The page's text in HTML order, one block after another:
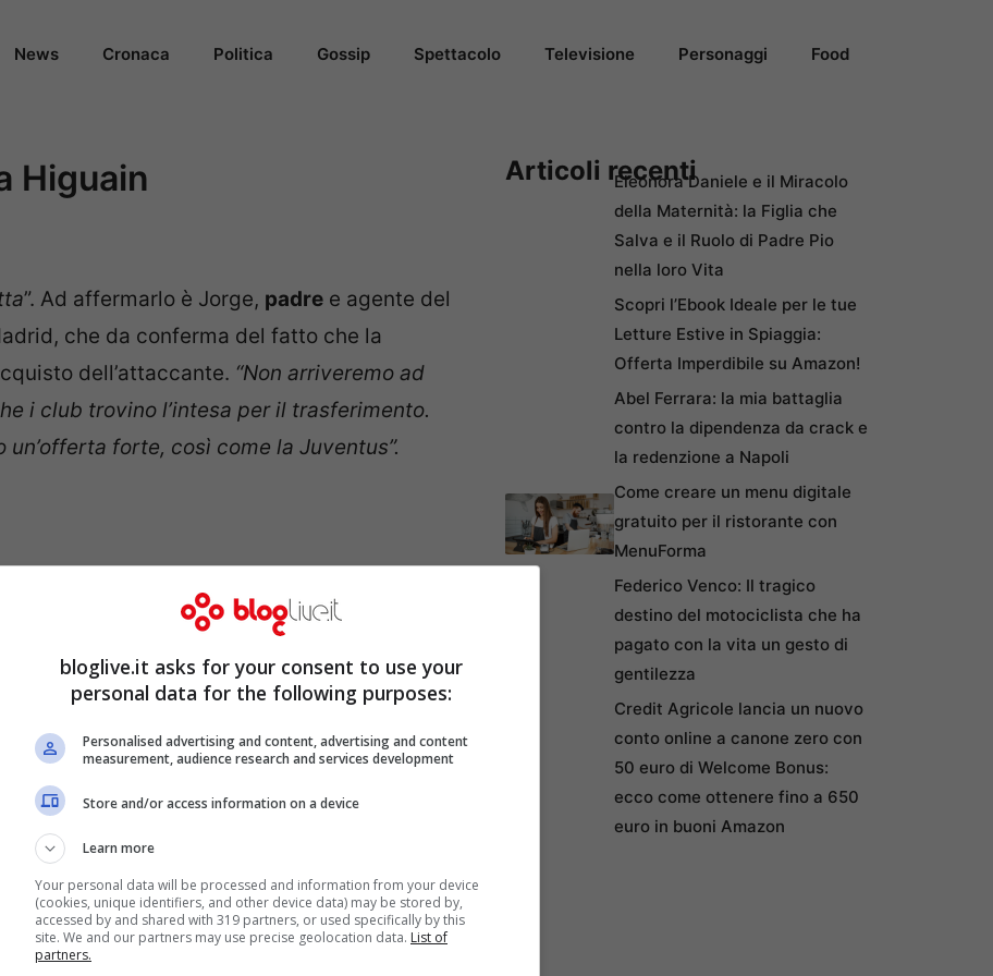
News Cronaca Politica Gossip Spettacolo Televisione Personaggi Food
Higuain
”. Ad affermarlo è Jorge, padre e agente del
che da conferma del fatto che la
dell’attaccante. “Non arriveremo ad
i club trovino l’intesa per il trasferimento.
forte, così come la Juventus”.
Articoli recentiEleonora Daniele e il Miracolo
della Maternità: la Figlia che
Salva e il Ruolo di Padre Pio
nella loro Vita
Scopri l’Ebook Ideale per le tue
Letture Estive in Spiaggia:
Offerta Imperdibile su Amazon!
Abel Ferrara: la mia battaglia
contro la dipendenza da crack e
la redenzione a Napoli
Come creare un menu digitale
gratuito per il ristorante con
MenuForma
Federico Venco: Il tragico
destino del motociclista che ha
pagato con la vita un gesto di
gentilezza
Credit Agricole lancia un nuovo
conto online a canone zero con
50 euro di Welcome Bonus:
ecco come ottenere fino a 650
euro in buoni Amazon
bloglive.it asks for your consent to use your
personal data for the following purposes:
Personalised advertising and content, advertising and content
measurement, audience research and services development
Store and/or access information on a device
Learn more
Your personal data will be processed and information from your device
(cookies, unique identifiers, and other device data) may be stored by,
accessed by and shared with 319 partners, or used specifically by this
site. We and our partners may use precise geolocation data. List of
partners.